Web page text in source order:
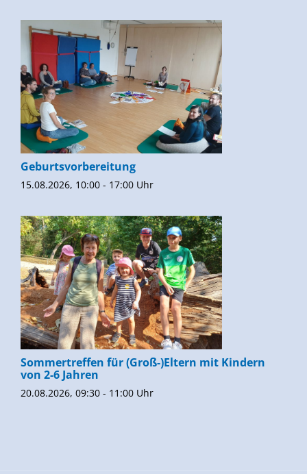
Geburtsvorbereitung
15.08.2026, 10:00 - 17:00 Uhr
Sommertreffen für (Groß-)Eltern mit Kindern
von 2-6 Jahren
20.08.2026, 09:30 - 11:00 Uhr